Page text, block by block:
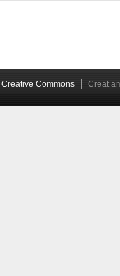
Creative Commons Creat